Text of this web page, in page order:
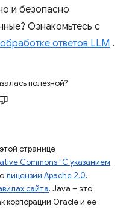
и безопасно
Ознакомьтесь с
ответов LLM .
полезной?
странице
Commons "С указанием
лицензии Apache 2.0.
сайта. Java – это
корпорации Oracle и ее